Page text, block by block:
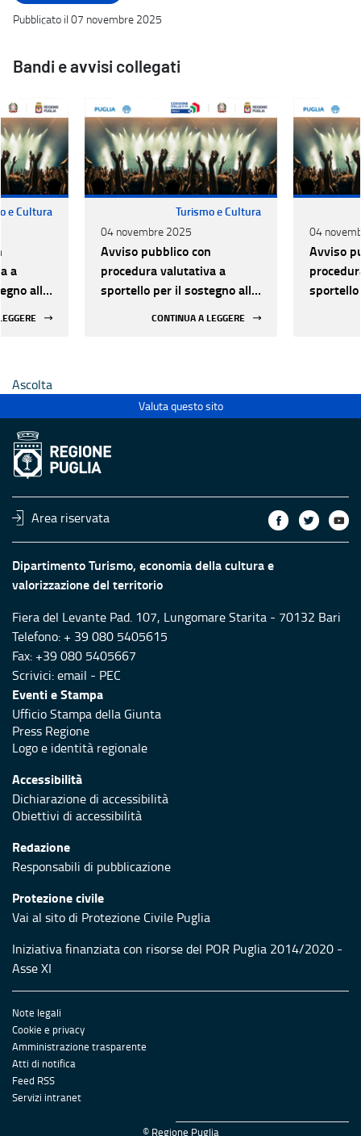
Pubblicato il 07 novembre 2025
Bandi e avvisi collegati
e Cultura
a
alle
Turismo e Cultura
04 novembre 2025
Avviso pubblico con
procedura valutativa a
sportello per il sostegno alle
CONTINUA A LEGGERE
04
Avviso
Ascolta
Valuta questo sito
Area riservata
Dipartimento Turismo, economia della cultura e
valorizzazione del territorio
Fiera del Levante Pad. 107, Lungomare Starita - 70132 Bari
Telefono: + 39 080 5405615
Fax: +39 080 5405667
Scrivici:email - PEC
Eventi e Stampa
Ufficio Stampa della Giunta
Press Regione
Logo e identità regionale
Accessibilità
Dichiarazione di accessibilità
Obiettivi di accessibilità
Redazione
Responsabili di pubblicazione
Protezione civile
Vai al sito di Protezione Civile Puglia
Iniziativa finanziata con risorse del POR Puglia 2014/2020 -
Asse XI
Note legali
Cookie e privacy
Amministrazione trasparente
Atti di notifica
Feed RSS
Servizi intranet
© Regione Puglia